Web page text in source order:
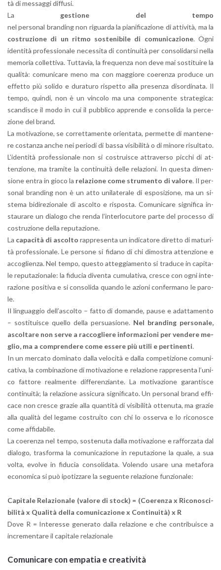
tà di mes­sag­gi dif­fu­si.
La ge­stio­ne del tempo
nel per­so­nal bran­ding non ri­guar­da la pia­ni­fi­ca­zio­ne di at­ti­vi­tà, ma la
co­stru­zio­ne di un ritmo so­ste­ni­bi­le di co­mu­ni­ca­zio­ne. Ogni
iden­ti­tà pro­fes­sio­na­le ne­ces­si­ta di con­ti­nui­tà per con­so­li­dar­si nella
me­mo­ria col­let­ti­va. Tut­ta­via, la fre­quen­za non deve mai so­sti­tui­re la
qua­li­tà: co­mu­ni­ca­re meno ma con mag­gio­re coe­ren­za pro­du­ce un
ef­fet­to più so­li­do e du­ra­tu­ro ri­spet­to alla pre­sen­za di­sor­di­na­ta. Il
tempo, quin­di, non è un vin­co­lo ma una com­po­nen­te stra­te­gi­ca:
scan­di­sce il modo in cui il pub­bli­co ap­pren­de e con­so­li­da la per­ce­
zio­ne del brand.
La mo­ti­va­zio­ne, se cor­ret­ta­men­te orien­ta­ta, per­met­te di man­te­ne­
re co­stan­za anche nei pe­rio­di di bassa vi­si­bi­li­tà o di mi­no­re ri­sul­ta­to.
L’i­den­ti­tà pro­fes­sio­na­le non si co­strui­sce at­tra­ver­so pic­chi di at­
ten­zio­ne, ma tra­mi­te la con­ti­nui­tà delle re­la­zio­ni. In que­sta di­men­
sio­ne entra in gioco la re­la­zio­ne come stru­men­to di va­lo­re. Il per­
so­nal bran­ding non è un atto uni­la­te­ra­le di espo­si­zio­ne, ma un si­
ste­ma bi­di­re­zio­na­le di ascol­to e ri­spo­sta. Co­mu­ni­ca­re si­gni­fi­ca in­
stau­ra­re un dia­lo­go che renda l’in­ter­lo­cu­to­re parte del pro­ces­so di
co­stru­zio­ne della re­pu­ta­zio­ne.
La ca­pa­ci­tà di ascol­to rap­pre­sen­ta un in­di­ca­to­re di­ret­to di ma­tu­ri­
tà pro­fes­sio­na­le. Le per­so­ne si fi­da­no di chi di­mo­stra at­ten­zio­ne e
ac­co­glien­za. Nel tempo, que­sto at­teg­gia­men­to si tra­du­ce in ca­pi­ta­
le re­pu­ta­zio­na­le: la fi­du­cia di­ven­ta cu­mu­la­ti­va, cre­sce con ogni in­te­
ra­zio­ne po­si­ti­va e si con­so­li­da quan­do le azio­ni con­fer­ma­no le pa­ro­
le.
Il lin­guag­gio del­l’a­scol­to – fatto di do­man­de, pause e adat­ta­men­to
– so­sti­tui­sce quel­lo della per­sua­sio­ne. Nel bran­ding per­so­na­le,
ascol­ta­re non serve a rac­co­glie­re in­for­ma­zio­ni per ven­de­re me­
glio, ma a com­pren­de­re come es­se­re più utili e per­ti­nen­ti.
In un mer­ca­to do­mi­na­to dalla ve­lo­ci­tà e dalla com­pe­ti­zio­ne co­mu­ni­
ca­ti­va, la com­bi­na­zio­ne di mo­ti­va­zio­ne e re­la­zio­ne rap­pre­sen­ta l’u­ni­
co fat­to­re real­men­te dif­fe­ren­zian­te. La mo­ti­va­zio­ne ga­ran­ti­sce
con­ti­nui­tà; la re­la­zio­ne as­si­cu­ra si­gni­fi­ca­to. Un per­so­nal brand ef­fi­
ca­ce non cre­sce gra­zie alla quan­ti­tà di vi­si­bi­li­tà ot­te­nu­ta, ma gra­zie
alla qua­li­tà del le­ga­me co­strui­to con chi lo os­ser­va e lo ri­co­no­sce
come af­fi­da­bi­le.
La coe­ren­za nel tempo, so­ste­nu­ta dalla mo­ti­va­zio­ne e raf­for­za­ta dal
dia­lo­go, tra­sfor­ma la co­mu­ni­ca­zio­ne in re­pu­ta­zio­ne la quale, a sua
volta, evol­ve in fi­du­cia con­so­li­da­ta. Vo­len­do usare una me­ta­fo­ra
eco­no­mi­ca si può ipo­tiz­za­re la se­guen­te re­la­zio­ne fun­zio­na­le:
Ca­pi­ta­le Re­la­zio­na­le (va­lo­re di stock) = (Coe­ren­za x Ri­co­no­sci­
bi­li­tà x Qua­li­tà della co­mu­ni­ca­zio­ne x Con­ti­nui­tà) x R
Dove R = In­te­res­se ge­ne­ra­to dalla re­la­zio­ne e che con­tri­bui­sce a
in­cre­men­ta­re il ca­pi­ta­le re­la­zio­na­le
Co­mu­ni­ca­re con em­pa­tia e crea­ti­vi­tà